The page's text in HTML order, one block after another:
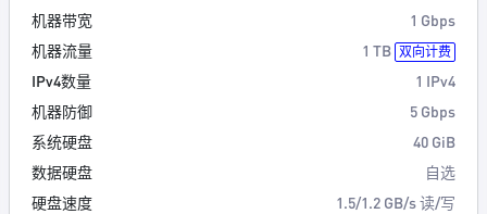
机器带宽
1 Gbps
机器流量
1 TB 双向计费
IPv4数量
1 IPv4
机器防御
5 Gbps
系统硬盘
40 GiB
数据硬盘
自选
硬盘速度
1.5/1.2 GB/s 读/写